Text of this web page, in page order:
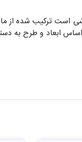
است ترکیب شده از
ابعاد و طرح به